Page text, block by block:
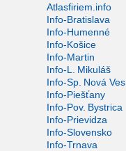
Atlasfiriem.info
Info-Bratislava
Info-Humenné
Info-Košice
Info-Martin
Info-L. Mikuláš
Info-Sp. Nová Ves
Info-Piešťany
Info-Pov. Bystrica
Info-Prievidza
Info-Slovensko
Info-Trnava